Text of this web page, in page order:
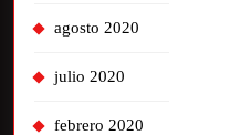
agosto 2020
julio 2020
febrero 2020